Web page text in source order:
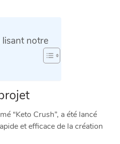
notre
“Keto Crush”, a été lancé
et efficace de la création